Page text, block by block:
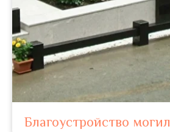
Благоустройство могил